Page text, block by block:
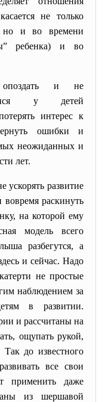
не только
но и во времени
ребенка) и во
и не
у детей
интерес к
ошибки и
неожиданных и
лет.
ускорять развитие
раскинуть
на которой ему
модель всего
разбегутся, а
и сейчас. Надо
не простые
наблюдением за
в развитии.
и рассчитаны на
ощупать рукой,
до известного
все свои
применить даже
из шершавой